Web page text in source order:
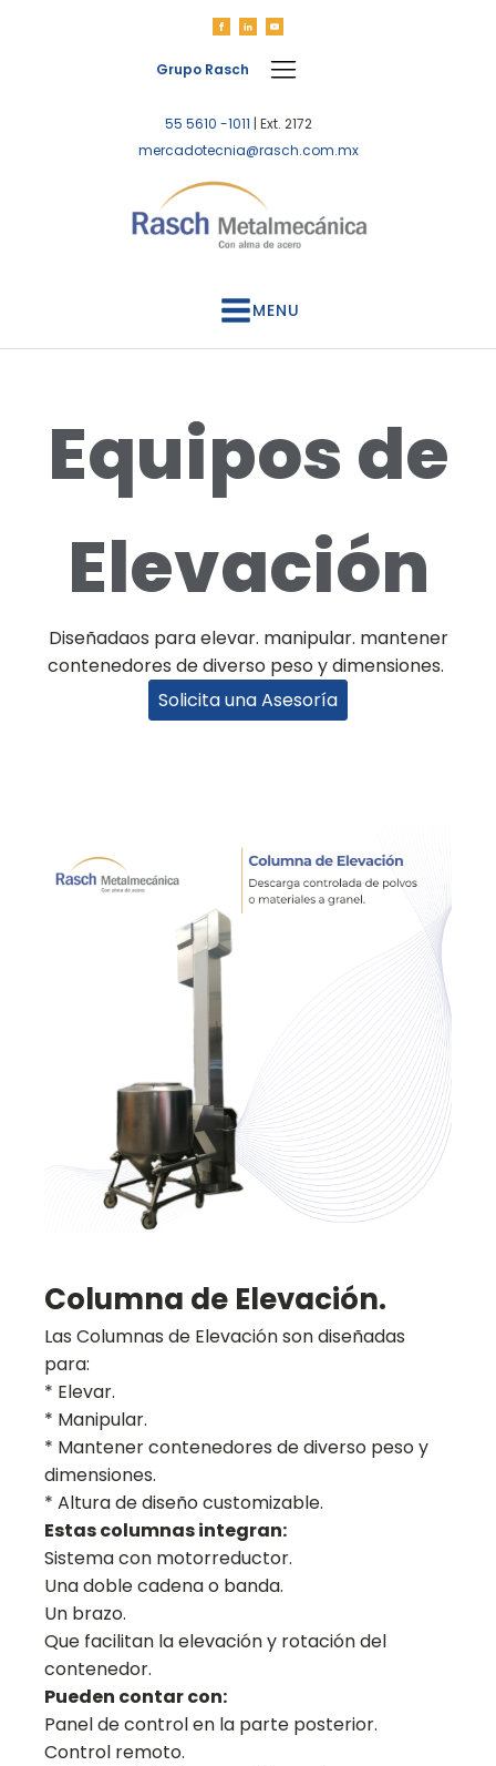
Grupo Rasch
55 5610 -1011 | Ext. 2172
mercadotecnia@rasch.com.mx
MENU
Equipos de
Elevación
Diseñadaos para elevar. manipular. mantener
contenedores de diverso peso y dimensiones.
Solicita una Asesoría
Columna de Elevación.
Las Columnas de Elevación son diseñadas
para:
* Elevar.
* Manipular.
* Mantener contenedores de diverso peso y
dimensiones.
* Altura de diseño customizable.
Estas columnas integran:
Sistema con motorreductor.
Una doble cadena o banda.
Un brazo.
Que facilitan la elevación y rotación del
contenedor.
Pueden contar con:
Panel de control en la parte posterior.
Control remoto.